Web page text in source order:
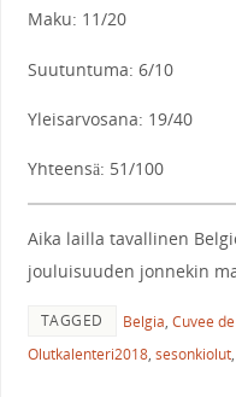
Maku: 11/20
Suutuntuma: 6/10
Yleisarvosana: 19/40
Yhteensä: 51/100
Aika lailla tavallinen
jouluisuuden jonnekin
TAGGED Belgia, Cuvee
Olutkalenteri2018, sesonkiolut,